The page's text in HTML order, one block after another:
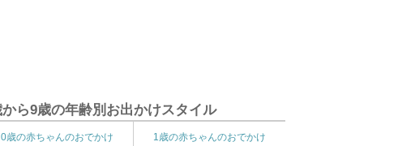
ら9歳の年齢別お出かけスタイル
0歳の赤ちゃんのおでかけ 1歳の赤ちゃんのおでかけ